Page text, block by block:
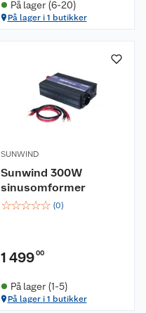
På lager (6-20)
På lager i 1 butikker
SUNWIND
Sunwind 300W
sinusomformer
☆☆☆☆☆ (0)
1 49900
På lager (1-5)
På lager i 1 butikker